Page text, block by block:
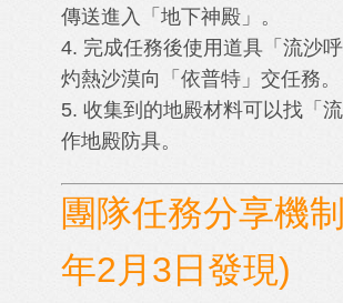
傳送進入「地下神殿」。
4. 完成任務後使用道具「流沙
灼熱沙漠向「依普特」交任務。
5. 收集到的地殿材料可以找「
作地殿防具。
團隊任務分享機
年2月3日發現)